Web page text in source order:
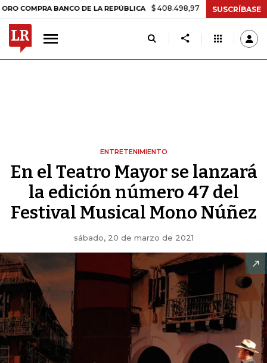
BANCO DE LA REPÚBLICA $ 408.498,97 +$ 8.753,81 +2,19%
SUSCRÍBASE
ENTRETENIMIENTO
En el Teatro Mayor se lanzará
la edición número 47 del
Festival Musical Mono Núñez
sábado, 20 de marzo de 2021